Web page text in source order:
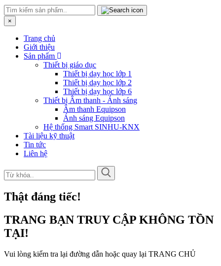
×
Trang chủ
Giới thiệu
Sản phẩm
Thiết bị giáo dục
Thiết bị dạy học lớp 1
Thiết bị dạy học lớp 2
Thiết bị dạy học lớp 6
Thiết bị Âm thanh - Ánh sáng
Âm thanh Equipson
Ánh sáng Equipson
Hệ thống Smart SINHU-KNX
Tài liệu kỹ thuật
Tin tức
Liên hệ
Thật đáng tiếc!
TRANG BẠN TRUY CẬP KHÔNG TỒN
TẠI!
Vui lòng kiểm tra lại đường dẫn hoặc quay lại TRANG CHỦ